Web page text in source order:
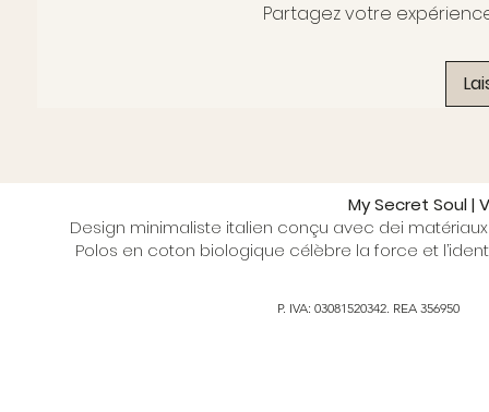
Partagez votre
My Secret Soul |
Design minimaliste italien conçu avec dei
Polos en coton biologique célèbre la force et
P. IVA: 03081520342. REA 356950